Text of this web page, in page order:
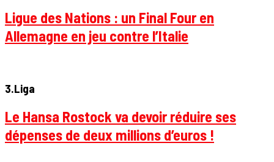
Ligue des Nations : un Final Four en
Allemagne en jeu contre l’Italie
3.Liga
Le Hansa Rostock va devoir réduire ses
dépenses de deux millions d’euros !